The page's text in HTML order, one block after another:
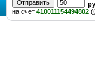
на счет 410011154494802 (